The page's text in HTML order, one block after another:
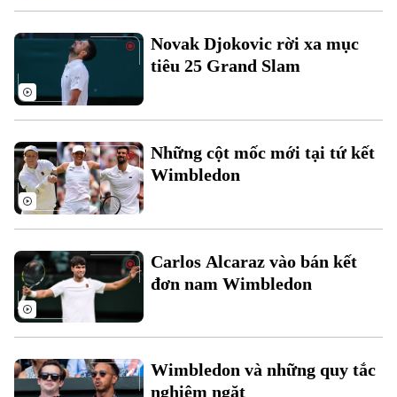
Theo dõi Hà Nội On
Novak Djokovic rời xa mục
tiêu 25 Grand Slam
Những cột mốc mới tại tứ kết
Wimbledon
Carlos Alcaraz vào bán kết
đơn nam Wimbledon
Wimbledon và những quy tắc
nghiêm ngặt